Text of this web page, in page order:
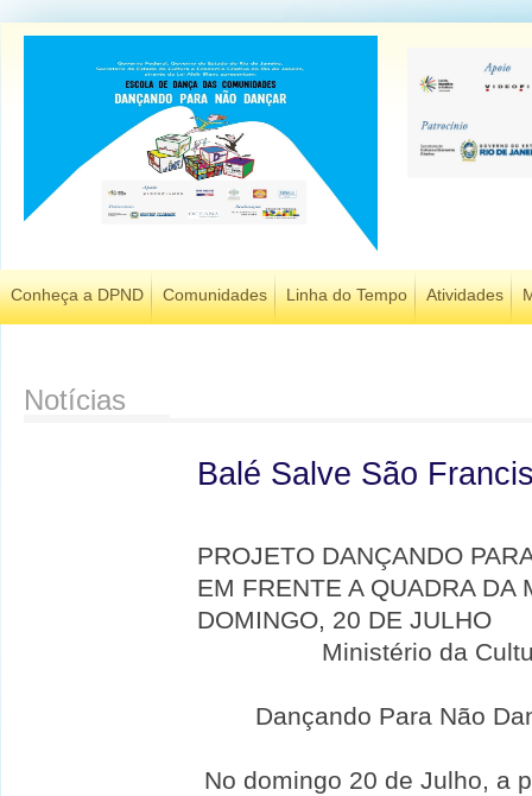
Conheça a DPND Comunidades Linha do Tempo Atividades
Notícias
Balé Salve São
PROJETO DANÇANDO
EM FRENTE A QUADRA DA
DOMINGO, 20 DE JULHO
Ministério da
Dançando Para Não
No domingo 20 de Julho, a